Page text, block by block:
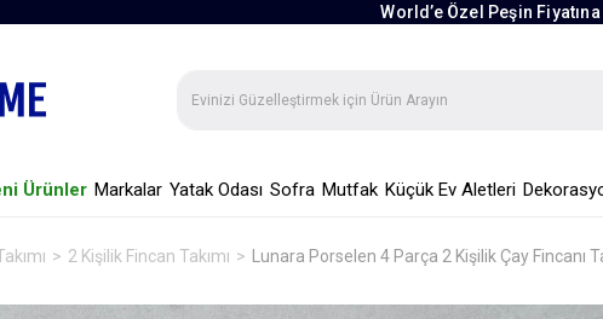
World’e Özel Peşin Fiyatına
Ürünler Markalar Yatak Odası Sofra Mutfak Küçük Ev Aletleri
2 Kişilik Fincan Takımı Lunara Porselen 4 Parça 2 Kişilik Çay Fincanı